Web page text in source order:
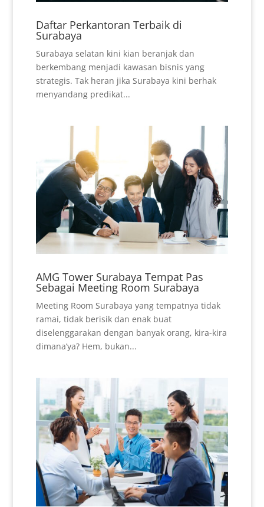
Daftar Perkantoran Terbaik di
Surabaya
Surabaya selatan kini kian beranjak dan
berkembang menjadi kawasan bisnis yang
strategis. Tak heran jika Surabaya kini berhak
menyandang predikat...
AMG Tower Surabaya Tempat Pas
Sebagai Meeting Room Surabaya
Meeting Room Surabaya yang tempatnya tidak
ramai, tidak berisik dan enak buat
diselenggarakan dengan banyak orang, kira-kira
dimana’ya? Hem, bukan...